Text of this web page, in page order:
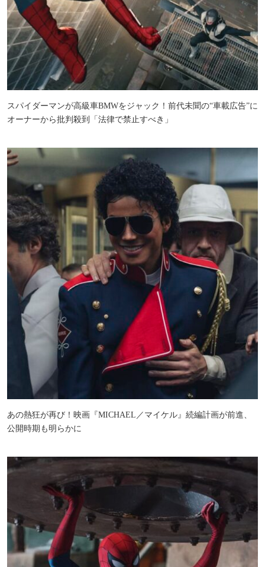
スパイダーマンが高級車BMWをジャック！前代未聞の“車載広告”に
オーナーから批判殺到「法律で禁止すべき」
あの熱狂が再び！映画『MICHAEL／マイケル』続編計画が前進、
公開時期も明らかに